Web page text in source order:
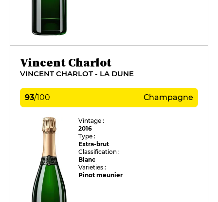
Vincent Charlot
VINCENT CHARLOT - LA DUNE
93/100 Champagne
Vintage :
2016
Type :
Extra-brut
Classification :
Blanc
Varieties :
Pinot meunier